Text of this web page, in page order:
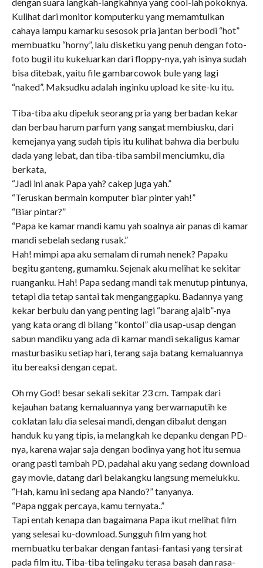
Kulihat dari monitor komputerku yang memamtulkan
cahaya lampu kamarku sesosok pria jantan berbodi “hot”
membuatku “horny”, lalu disketku yang penuh dengan foto-
foto bugil itu kukeluarkan dari floppy-nya, yah isinya sudah
bisa ditebak, yaitu file gambarcowok bule yang lagi
“naked”. Maksudku adalah inginku upload ke site-ku itu.
Tiba-tiba aku dipeluk seorang pria yang berbadan kekar
dan berbau harum parfum yang sangat membiusku, dari
kemejanya yang sudah tipis itu kulihat bahwa dia berbulu
dada yang lebat, dan tiba-tiba sambil menciumku, dia
berkata,
“Jadi ini anak Papa yah? cakep juga yah.”
“Teruskan bermain komputer biar pinter yah!”
“Biar pintar?”
“Papa ke kamar mandi kamu yah soalnya air panas di kamar
mandi sebelah sedang rusak.”
Hah! mimpi apa aku semalam di rumah nenek? Papaku
begitu ganteng, gumamku. Sejenak aku melihat ke sekitar
ruanganku. Hah! Papa sedang mandi tak menutup pintunya,
tetapi dia tetap santai tak menganggapku. Badannya yang
kekar berbulu dan yang penting lagi “barang ajaib”-nya
yang kata orang di bilang “kontol” dia usap-usap dengan
sabun mandiku yang ada di kamar mandi sekaligus kamar
masturbasiku setiap hari, terang saja batang kemaluannya
itu bereaksi dengan cepat.
Oh my God! besar sekali sekitar 23 cm. Tampak dari
kejauhan batang kemaluannya yang berwarnaputih ke
coklatan lalu dia selesai mandi, dengan dibalut dengan
handuk ku yang tipis, ia melangkah ke depanku dengan PD-
nya, karena wajar saja dengan bodinya yang hot itu semua
orang pasti tambah PD, padahal aku yang sedang download
gay movie, datang dari belakangku langsung memelukku.
“Hah, kamu ini sedang apa Nando?” tanyanya.
“Papa nggak percaya, kamu ternyata..”
Tapi entah kenapa dan bagaimana Papa ikut melihat film
yang selesai ku-download. Sungguh film yang hot
membuatku terbakar dengan fantasi-fantasi yang tersirat
pada film itu. Tiba-tiba telingaku terasa basah dan rasa-